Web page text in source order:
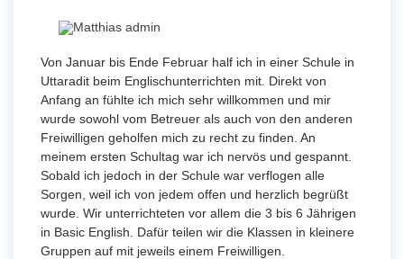
Von Januar bis Ende Februar half ich in einer Schule in
Uttaradit beim Englischunterrichten mit. Direkt von
Anfang an fühlte ich mich sehr willkommen und mir
wurde sowohl vom Betreuer als auch von den anderen
Freiwilligen geholfen mich zu recht zu finden. An
meinem ersten Schultag war ich nervös und gespannt.
Sobald ich jedoch in der Schule war verflogen alle
Sorgen, weil ich von jedem offen und herzlich begrüßt
wurde. Wir unterrichteten vor allem die 3 bis 6 Jährigen
in Basic English. Dafür teilen wir die Klassen in kleinere
Gruppen auf mit jeweils einem Freiwilligen.